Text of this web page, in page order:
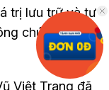
trị lưu trữ và tư
chúng, nhất
Việt Trang đã